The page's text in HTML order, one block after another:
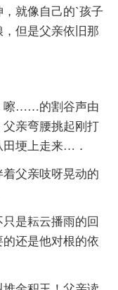
就像自己的`孩子
但是父亲依旧那
嚓……的割谷声由
亲弯腰挑起刚打
埂上走来…．
父亲吱呀晃动的
是耘云播雨的回
还是他对根的依